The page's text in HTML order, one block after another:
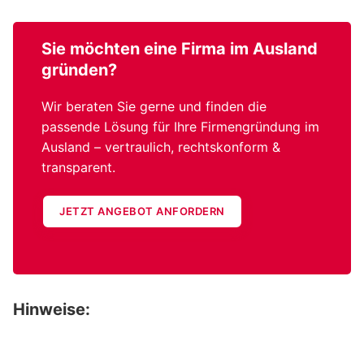
Sie möchten eine Firma im Ausland
gründen?
Wir beraten Sie gerne und finden die
passende Lösung für Ihre Firmengründung im
Ausland – vertraulich, rechtskonform &
transparent.
JETZT ANGEBOT ANFORDERN
Hinweise: